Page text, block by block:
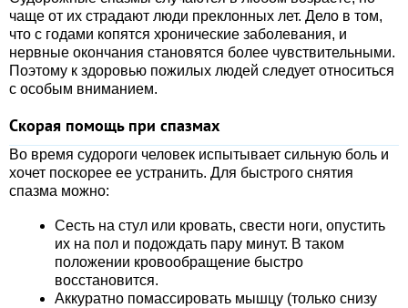
чаще от их страдают люди преклонных лет. Дело в том,
что с годами копятся хронические заболевания, и
нервные окончания становятся более чувствительными.
Поэтому к здоровью пожилых людей следует относиться
с особым вниманием.
Скорая помощь при спазмах
Во время судороги человек испытывает сильную боль и
хочет поскорее ее устранить. Для быстрого снятия
спазма можно:
Сесть на стул или кровать, свести ноги, опустить
их на пол и подождать пару минут. В таком
положении кровообращение быстро
восстановится.
Аккуратно помассировать мышцу (только снизу